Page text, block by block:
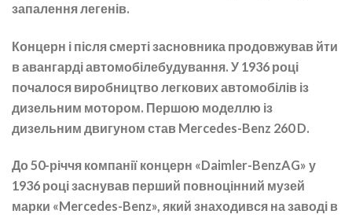
запалення легенів.
Концерн і після смерті засновника продовжував йти
в авангарді автомобілебудування. У 1936 році
почалося виробництво легкових автомобілів із
дизельним мотором. Першою моделлю із
дизельним двигуном став Mercedes-Benz 260 D.
До 50-річчя компанії концерн «Daimler-BenzAG» у
1936 році заснував перший повноцінний музей
марки «Mercedes-Benz», який знаходився на заводі в